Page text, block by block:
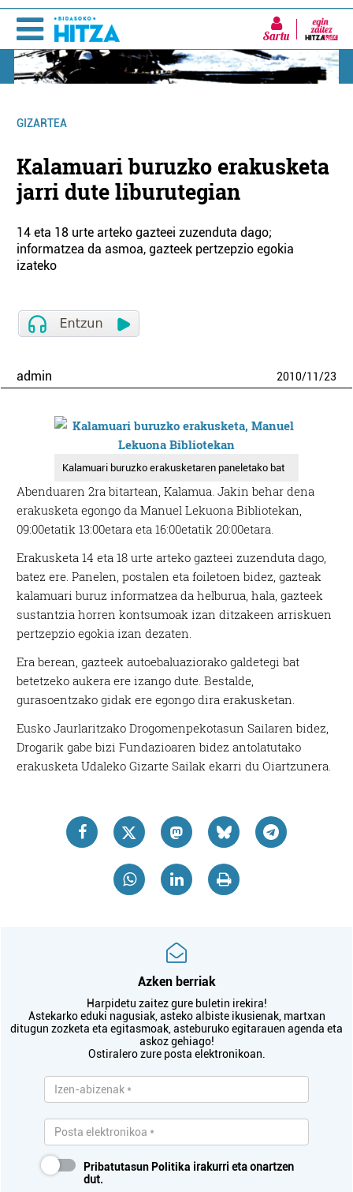
Sartu
GIZARTEA
Kalamuari buruzko erakusketa
jarri dute liburutegian
14 eta 18 urte arteko gazteei zuzenduta dago;
informatzea da asmoa, gazteek pertzepzio egokia
izateko
admin 2010/11/23
Kalamuari buruzko erakusketaren paneletako bat
Abenduaren 2ra bitartean, Kalamua. Jakin behar dena
erakusketa egongo da Manuel Lekuona Bibliotekan,
09:00etatik 13:00etara eta 16:00etatik 20:00etara.
Erakusketa 14 eta 18 urte arteko gazteei zuzenduta dago,
batez ere. Panelen, postalen eta foiletoen bidez, gazteak
kalamuari buruz informatzea da helburua, hala, gazteek
sustantzia horren kontsumoak izan ditzakeen arriskuen
pertzepzio egokia izan dezaten.
Era berean, gazteek autoebaluaziorako galdetegi bat
betetzeko aukera ere izango dute. Bestalde,
gurasoentzako gidak ere egongo dira erakusketan.
Eusko Jaurlaritzako Drogomenpekotasun Sailaren bidez,
Drogarik gabe bizi Fundazioaren bidez antolatutako
erakusketa Udaleko Gizarte Sailak ekarri du Oiartzunera.
Azken berriak
Harpidetu zaitez gure buletin irekira!
Astekarko eduki nagusiak, asteko albiste ikusienak, martxan
ditugun zozketa eta egitasmoak, asteburuko egitarauen agenda eta
askoz gehiago!
Ostiralero zure posta elektronikoan.
Pribatutasun Politika irakurri eta onartzen
dut.